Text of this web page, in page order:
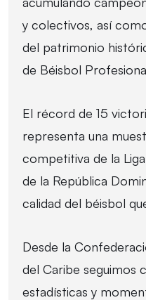
y colectivos, así
del patrimonio
de Béisbol
El récord de 15
representa una
competitiva de la
de la República
calidad del béisbol
Desde la
del Caribe seguimos
estadísticas y